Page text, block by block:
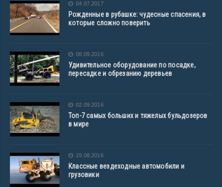
04.07.2017
Рожденные в рубашке: чудесные спасения, в
которые сложно поверить
08.09.2016
Удивительное оборудование по посадке,
пересадке и обрезанию деревьев
02.09.2016
Топ-7 самых больших и тяжелых бульдозеров
в мире
19.08.2016
Классные вездеходные автомобили и
грузовики